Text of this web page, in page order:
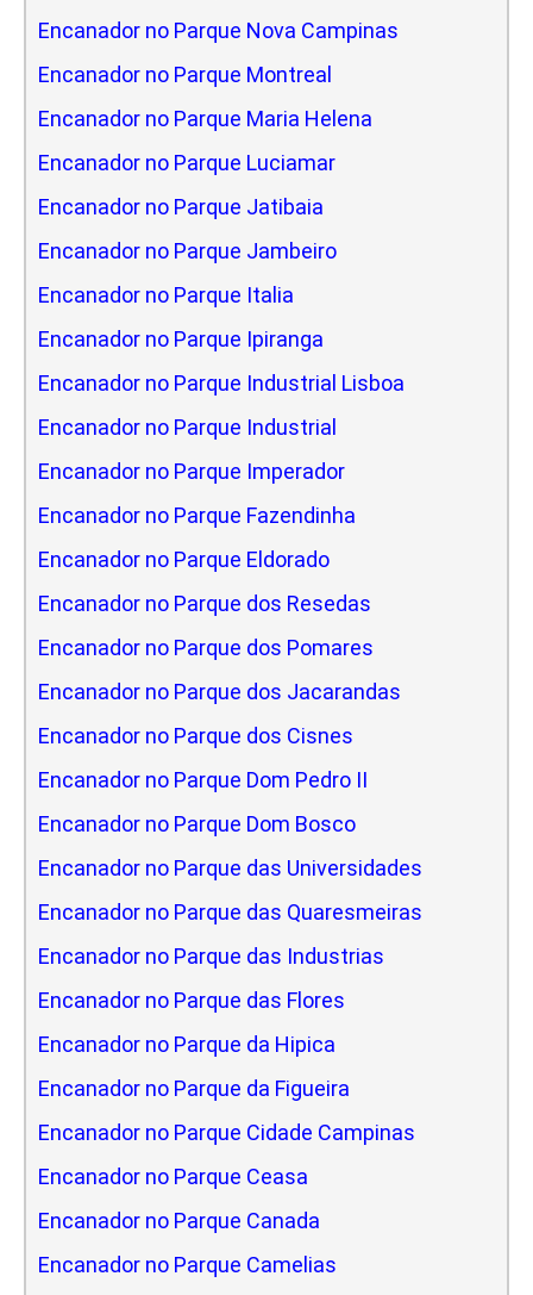
Encanador no Parque Nova Campinas
Encanador no Parque Montreal
Encanador no Parque Maria Helena
Encanador no Parque Luciamar
Encanador no Parque Jatibaia
Encanador no Parque Jambeiro
Encanador no Parque Italia
Encanador no Parque Ipiranga
Encanador no Parque Industrial Lisboa
Encanador no Parque Industrial
Encanador no Parque Imperador
Encanador no Parque Fazendinha
Encanador no Parque Eldorado
Encanador no Parque dos Resedas
Encanador no Parque dos Pomares
Encanador no Parque dos Jacarandas
Encanador no Parque dos Cisnes
Encanador no Parque Dom Pedro II
Encanador no Parque Dom Bosco
Encanador no Parque das Universidades
Encanador no Parque das Quaresmeiras
Encanador no Parque das Industrias
Encanador no Parque das Flores
Encanador no Parque da Hipica
Encanador no Parque da Figueira
Encanador no Parque Cidade Campinas
Encanador no Parque Ceasa
Encanador no Parque Canada
Encanador no Parque Camelias